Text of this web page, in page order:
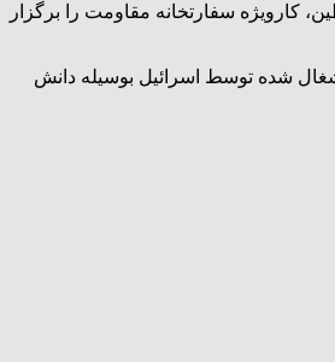
سفارتخانه مقاومت را برگزار
شده توسط اسرائیل بوسیله دانش